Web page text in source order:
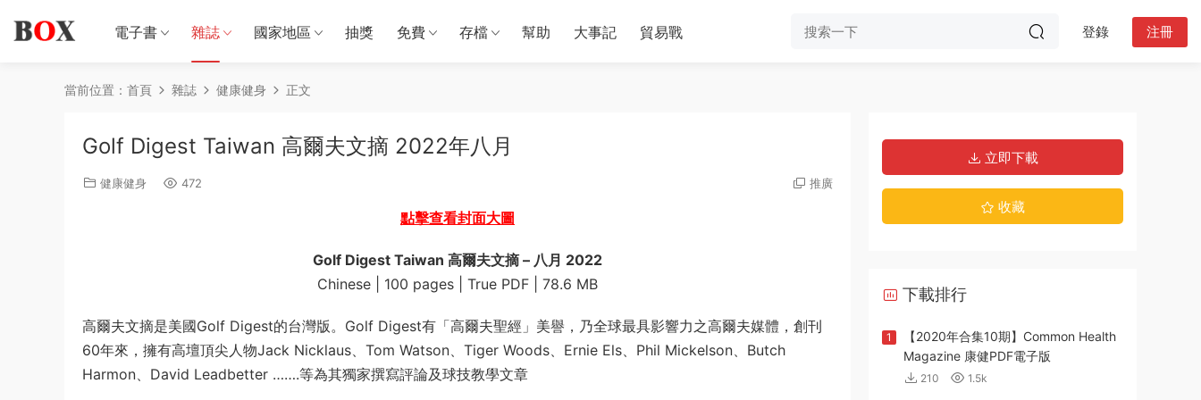
電子書 雜誌 國家地區 抽獎 免費 存檔 幫助 大事記 貿易戰 登錄 注冊
當前位置： 首頁 雜誌 健康健身 正文
Golf Digest Taiwan 高爾夫文摘 2022年八月
健康健身 472 推廣
點擊查看封面大圖
Golf Digest Taiwan 高爾夫文摘 – 八月 2022
Chinese | 100 pages | True PDF | 78.6 MB
高爾夫文摘是美國Golf Digest的台灣版。Golf Digest有「高爾夫聖經」美譽，乃全球最具影響力之高爾夫媒體，創刊
60年來，擁有高壇頂尖人物Jack Nicklaus、Tom Watson、Tiger Woods、Ernie Els、Phil Mickelson、Butch
Harmon、David Leadbetter …….等為其獨家撰寫評論及球技教學文章
立即下載
收藏
下載排行
1
【2020年合集10期】Common Health
Magazine 康健PDF電子版
210 1.5k